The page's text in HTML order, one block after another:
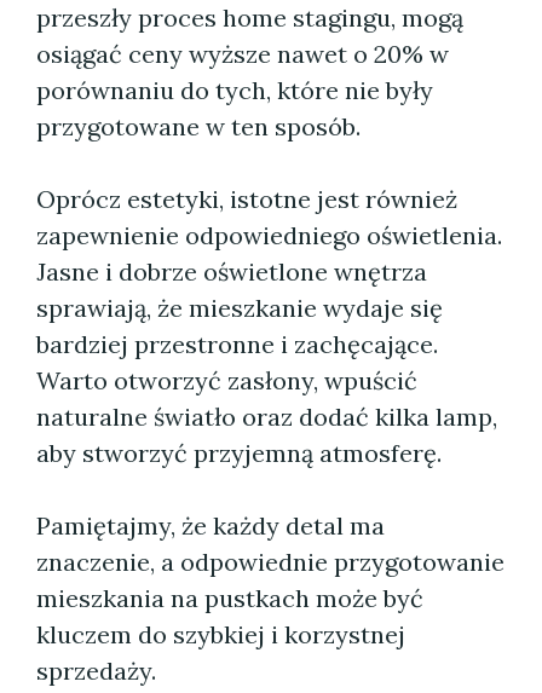
przeszły proces home stagingu, mogą
osiągać ceny wyższe nawet o 20% w
porównaniu do tych, które nie były
przygotowane w ten sposób.
Oprócz estetyki, istotne jest również
zapewnienie odpowiedniego oświetlenia.
Jasne i dobrze oświetlone wnętrza
sprawiają, że mieszkanie wydaje się
bardziej przestronne i zachęcające.
Warto otworzyć zasłony, wpuścić
naturalne światło oraz dodać kilka lamp,
aby stworzyć przyjemną atmosferę.
Pamiętajmy, że każdy detal ma
znaczenie, a odpowiednie przygotowanie
mieszkania na pustkach może być
kluczem do szybkiej i korzystnej
sprzedaży.